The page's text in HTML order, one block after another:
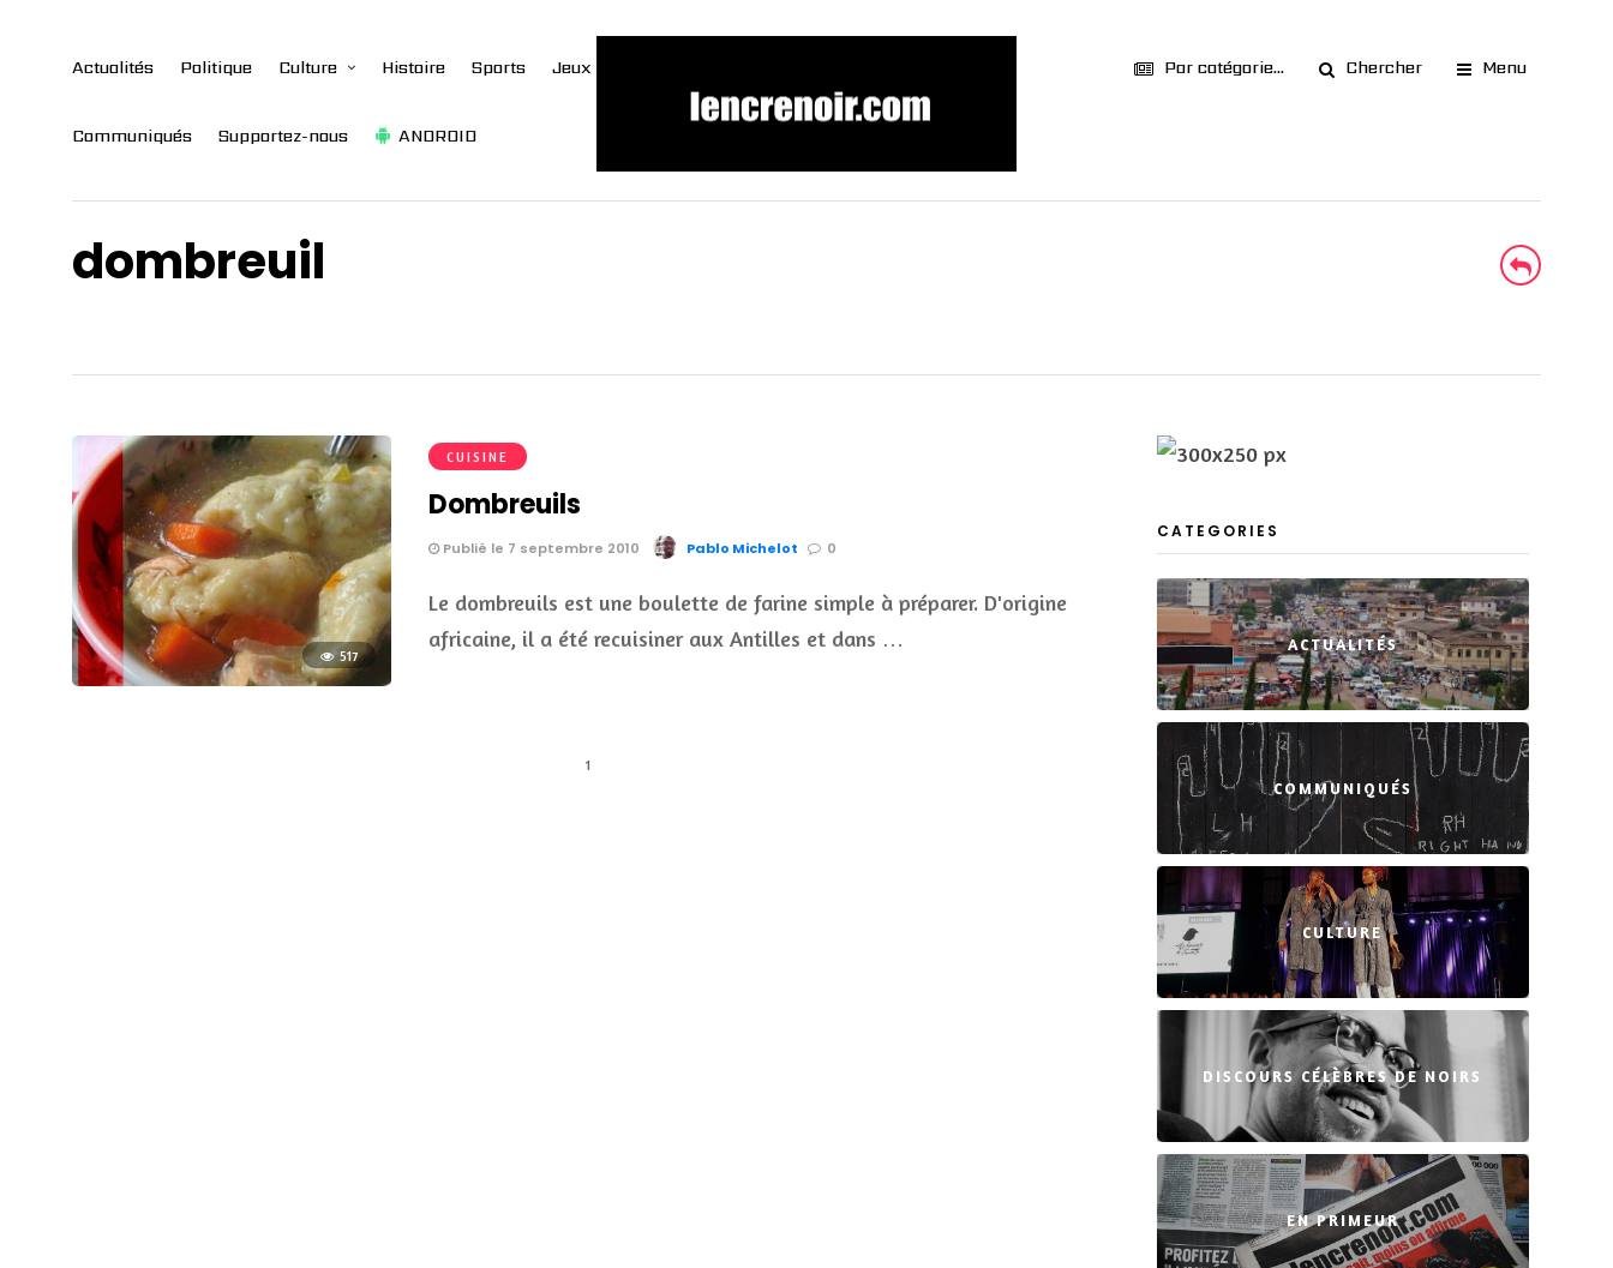
Actualités Politique Culture Histoire Sports Jeux
Communiqués Supportez-nous ANDROID
Par catégorie... Chercher Menu
dombreuil
517
CUISINE
Dombreuils
Publié le 7 septembre 2010 Pablo Michelot 0
Le dombreuils est une boulette de farine simple à préparer. D'origine
africaine, il a été recuisiner aux Antilles et dans …
1
CATEGORIES
ACTUALITÉS
COMMUNIQUÉS
CULTURE
DISCOURS CÉLÈBRES DE NOIRS
EN PRIMEUR